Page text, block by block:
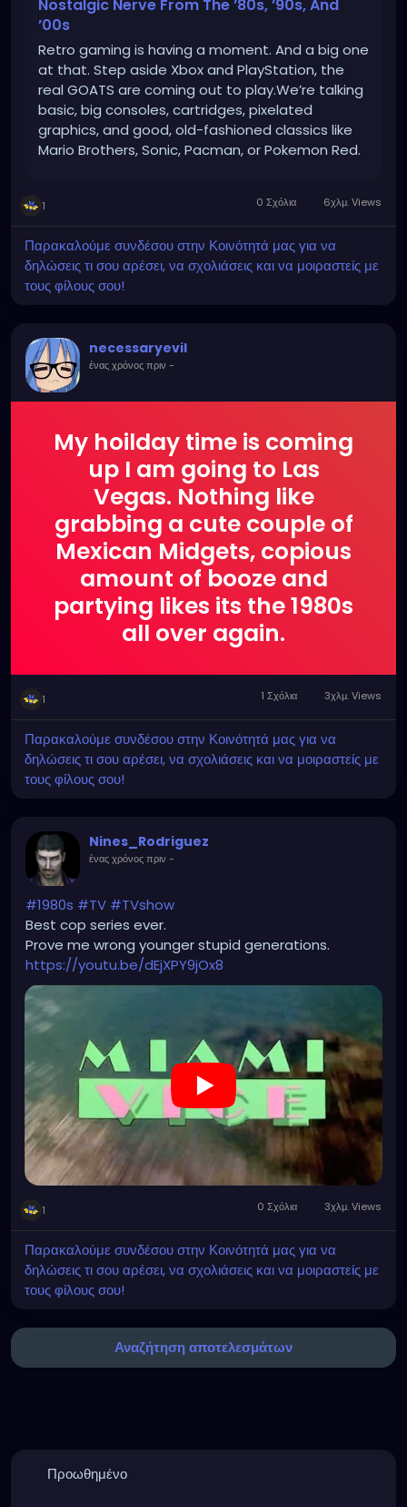
Nostalgic Nerve From The ’80s, ’90s, And
’00s
Retro gaming is having a moment. And a big one
at that. Step aside Xbox and PlayStation, the
real GOATS are coming out to play.We’re talking
basic, big consoles, cartridges, pixelated
graphics, and good, old-fashioned classics like
Mario Brothers, Sonic, Pacman, or Pokemon Red.
know exactly what we mean. It was the golden
age of gaming. A time that shaped a
generation of gamers and laid the foundation
for what h
1 0 Σχόλια 6χλμ. Views
Παρακαλούμε συνδέσου στην Κοινότητά μας για να
δηλώσεις τι σου αρέσει, να σχολιάσεις και να μοιραστείς με
τους φίλους σου!
necessaryevil
ένας χρόνος πριν -
My hoilday time is coming
up I am going to Las
Vegas. Nothing like
grabbing a cute couple of
Mexican Midgets, copious
amount of booze and
partying likes its the 1980s
all over again.
1 1 Σχόλια 3χλμ. Views
Παρακαλούμε συνδέσου στην Κοινότητά μας για να
δηλώσεις τι σου αρέσει, να σχολιάσεις και να μοιραστείς με
τους φίλους σου!
Nines_Rodriguez
ένας χρόνος πριν -
#1980s #TV #TVshow
Best cop series ever.
Prove me wrong younger stupid generations.
https://youtu.be/dEjXPY9jOx8
1 0 Σχόλια 3χλμ. Views
Παρακαλούμε συνδέσου στην Κοινότητά μας για να
δηλώσεις τι σου αρέσει, να σχολιάσεις και να μοιραστείς με
τους φίλους σου!
Αναζήτηση αποτελεσμάτων
Προωθημένο